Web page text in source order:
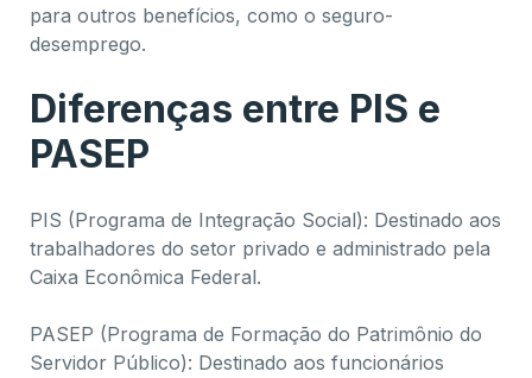
para outros benefícios, como o seguro-
desemprego.
Diferenças entre PIS e
PASEP
PIS (Programa de Integração Social): Destinado aos
trabalhadores do setor privado e administrado pela
Caixa Econômica Federal.
PASEP (Programa de Formação do Patrimônio do
Servidor Público): Destinado aos funcionários